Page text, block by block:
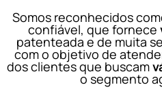
Somos reconhecidos
confiável, que fornece
patenteada e de muita
com o objetivo de
dos clientes que buscam
o segmento